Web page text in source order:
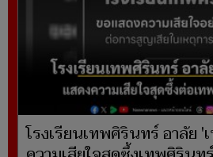
โรงเรียนเทพศิรินทร์ อาลัย '